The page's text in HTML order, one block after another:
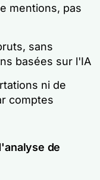
mentions, pas
sans
basées sur l'IA
ni de
comptes
de